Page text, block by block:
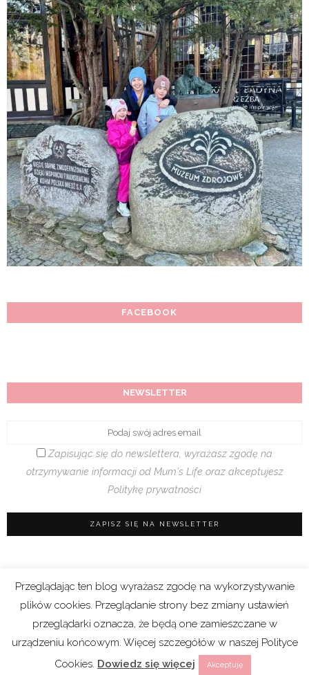
FACEBOOK
NEWSLETTER
Zapisując się do newslettera, wyrażasz zgodę na
otrzymywanie informacji od Mum's Life oraz akceptujesz
Politykę prywatności
Regulamin sklepu |Polityka prywatności (RODO)
|Cookies
Copyright 2021 © Mum’s Life. We współpracy z
Przeglądając ten blog wyrażasz zgodę na wykorzystywanie
plików cookies. Przeglądanie strony bez zmiany ustawień
przeglądarki oznacza, że będą one zamieszczane w
urządzeniu końcowym. Więcej szczegółów w naszej Polityce
Cookies. Dowiedz się więcej Akceptuję